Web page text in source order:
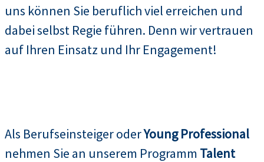
uns können Sie beruflich viel erreichen und
dabei selbst Regie führen. Denn wir vertrauen
auf Ihren Einsatz und Ihr Engagement!
Als Berufseinsteiger oderYoung Professional
nehmen Sie an unserem Programm Talent